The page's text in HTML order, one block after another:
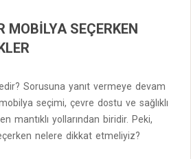
MOBILYA SEÇERKEN
Sorusuna yanıt vermeye devam
seçimi, çevre dostu ve sağlıklı
mantıklı yollarından biridir. Peki,
nelere dikkat etmeliyiz?